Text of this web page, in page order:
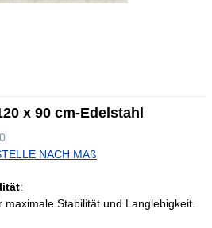
x 90 cm-Edelstahl
NACH MAß
:
Stabilität und Langlebigkeit.